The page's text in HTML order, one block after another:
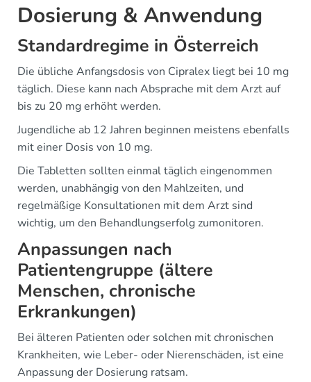
Dosierung & Anwendung
Standardregime in Österreich
Die übliche Anfangsdosis von Cipralex liegt bei 10 mg
täglich. Diese kann nach Absprache mit dem Arzt auf
bis zu 20 mg erhöht werden.
Jugendliche ab 12 Jahren beginnen meistens ebenfalls
mit einer Dosis von 10 mg.
Die Tabletten sollten einmal täglich eingenommen
werden, unabhängig von den Mahlzeiten, und
regelmäßige Konsultationen mit dem Arzt sind
wichtig, um den Behandlungserfolg zumonitoren.
Anpassungen nach
Patientengruppe (ältere
Menschen, chronische
Erkrankungen)
Bei älteren Patienten oder solchen mit chronischen
Krankheiten, wie Leber- oder Nierenschäden, ist eine
Anpassung der Dosierung ratsam.